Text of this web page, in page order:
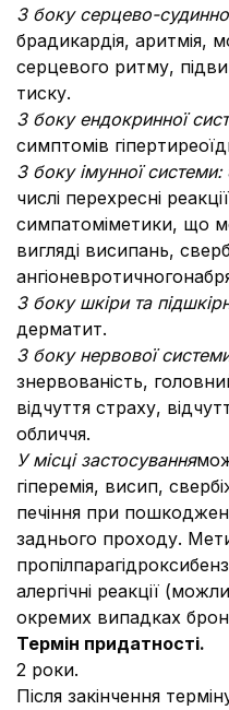
З боку серцево-
брадикардія, аритмія,
серцевого ритму,
тиску.
З боку ендокринної
симптомів
З боку імунної системи:
числі перехресні
симпатоміметики, що
вигляді висипань,
З боку шкіри та
дерматит.
З боку нервової
знервованість,
відчуття страху,
обличчя.
У місці застосування
гіперемія, висип,
печіння при
заднього проходу.
алергічні реакції
окремих випадках
Термін придатності.
2 роки.
Після закінчення